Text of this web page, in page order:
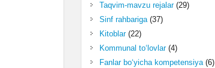
Taqvim-mavzu rejalar(29)
Sinf rahbariga(37)
Kitoblar(22)
Kommunal to‘lovlar(4)
Fanlar bo‘yicha kompetensiya(6)